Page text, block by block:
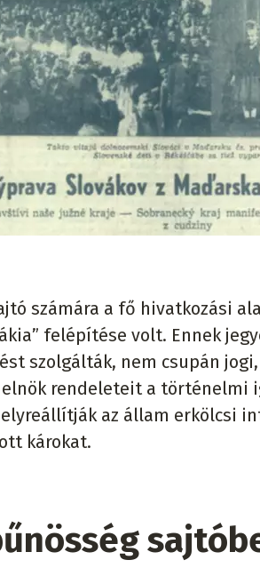
számára a fő hivatkozási
felépítése volt. Ennek
szolgálták, nem csupán
elnök rendeleteit a történelmi
az állam erkölcsi
károkat.